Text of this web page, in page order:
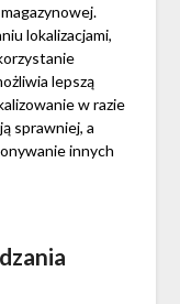
lokalizacjami,
lepszą
w razie
sprawniej, a
innych